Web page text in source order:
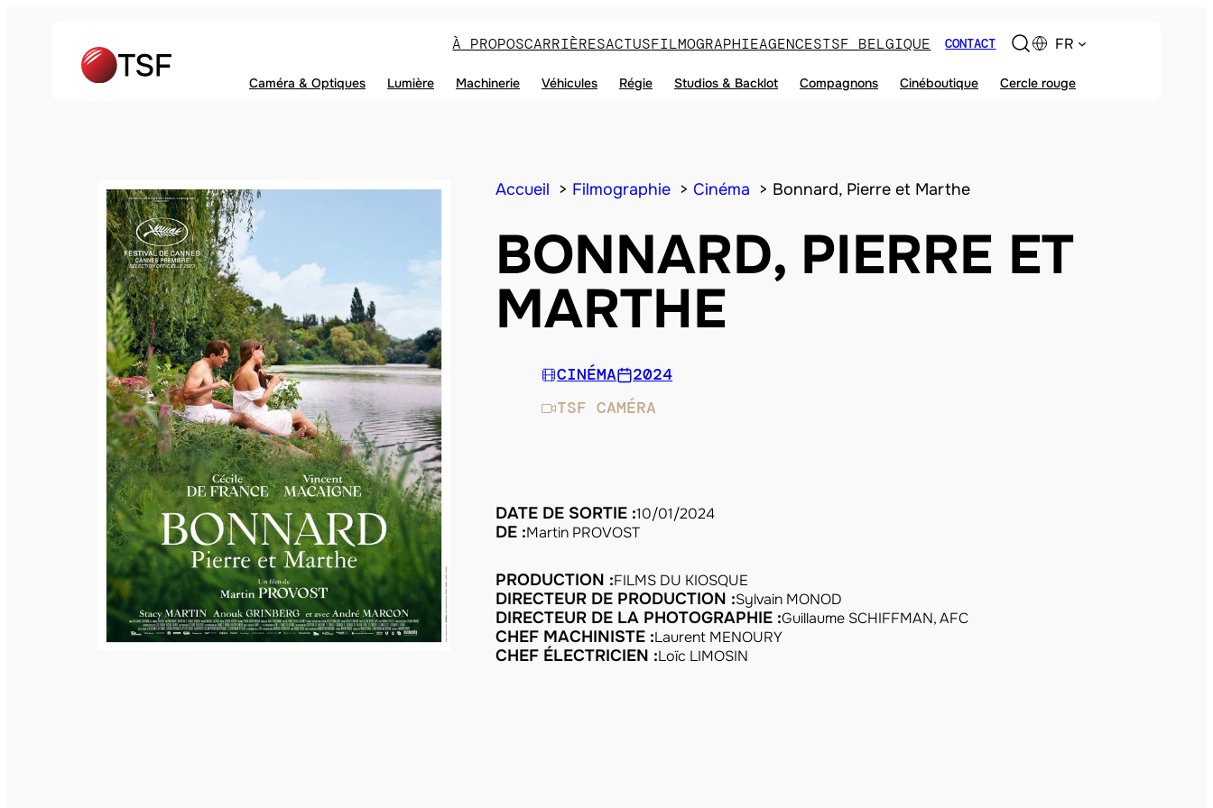
À PROPOSCARRIÈRESACTUSFILMOGRAPHIEAGENCESTSF BELGIQUE CONTACT FR
Caméra & Optiques Lumière Machinerie Véhicules Régie Studios & Backlot Compagnons Cinéboutique Cercle rouge
Accueil Filmographie Cinéma Bonnard, Pierre et Marthe
BONNARD, PIERRE ET
MARTHE
CINÉMA
2024
TSF CAMÉRA
DATE DE SORTIE :10/01/2024
DE :Martin PROVOST
PRODUCTION :FILMS DU KIOSQUE
DIRECTEUR DE PRODUCTION :Sylvain MONOD
DIRECTEUR DE LA PHOTOGRAPHIE :Guillaume SCHIFFMAN, AFC
CHEF MACHINISTE :Laurent MENOURY
CHEF ÉLECTRICIEN :Loïc LIMOSIN